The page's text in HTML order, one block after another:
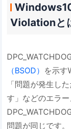
Violationと
（BSOD） を示す
「問題が発生し
す」などのエラー
問題が同じです。